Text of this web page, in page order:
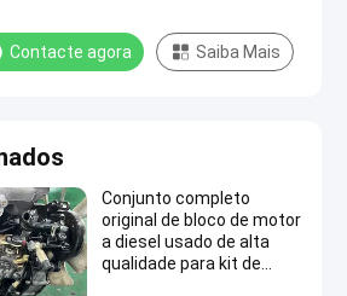
Contacte agora Saiba Mais
Conjunto completo
original de bloco de motor
a diesel usado de alta
qualidade para kit de